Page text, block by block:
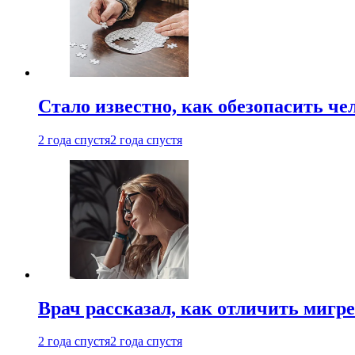
Стало известно, как обезопасить
2 года спустя2 года спустя
Врач рассказал, как отличить
2 года спустя2 года спустя